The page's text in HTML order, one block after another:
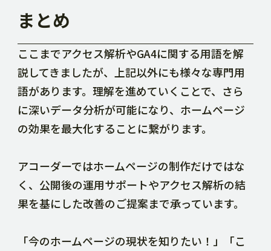
まとめ
ここまでアクセス解析やGA4に関する用語を解
説してきましたが、上記以外にも様々な専門用
語があります。理解を進めていくことで、さら
に深いデータ分析が可能になり、ホームページ
の効果を最大化することに繋がります。
アコーダーではホームページの制作だけではな
く、公開後の運用サポートやアクセス解析の結
果を基にした改善のご提案まで承っています。
「今のホームページの現状を知りたい！」「こ